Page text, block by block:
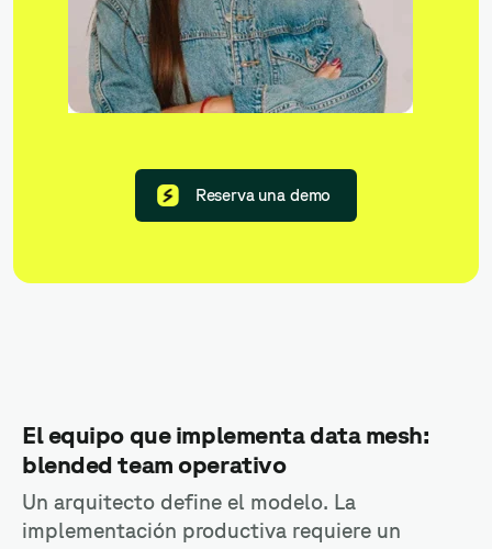
Reserva una demo
El equipo que implementa data mesh:
blended team operativo
Un arquitecto define el modelo. La
implementación productiva requiere un